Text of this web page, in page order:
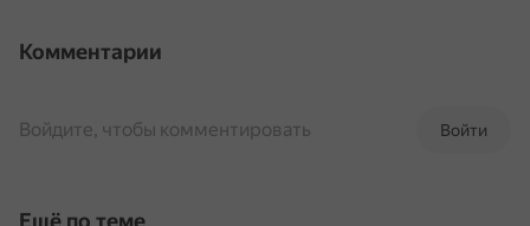
Комментарии
Войти
Войдите, чтобы комментировать
Ещё по теме